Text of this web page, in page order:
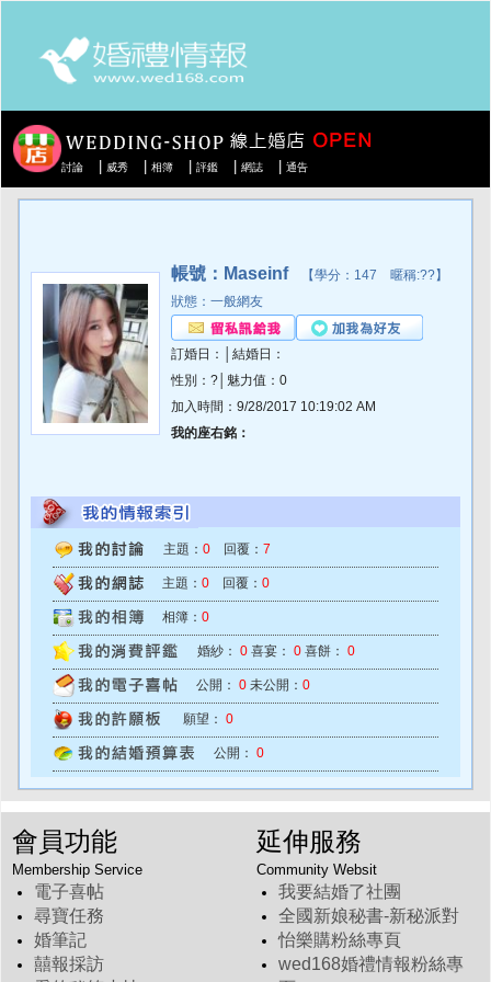
討論 威秀 相簿 評鑑 網誌 通告
帳號：Maseinf【學分：147 暱稱:??】
狀態：一般網友
訂婚日：│結婚日：
性別：?│魅力值：0
加入時間：9/28/2017 10:19:02 AM
我的座右銘：
主題： 0 回覆： 7
主題： 0 回覆： 0
相簿： 0
婚紗： 0 喜宴： 0 喜餅： 0
公開： 0 未公開： 0
願望： 0
公開： 0
會員功能
Membership Service
電子喜帖
尋寶任務
婚筆記
囍報採訪
延伸服務
Community Websit
我要結婚了社團
全國新娘秘書-新秘派對
怡樂購粉絲專頁
wed168婚禮情報粉絲專